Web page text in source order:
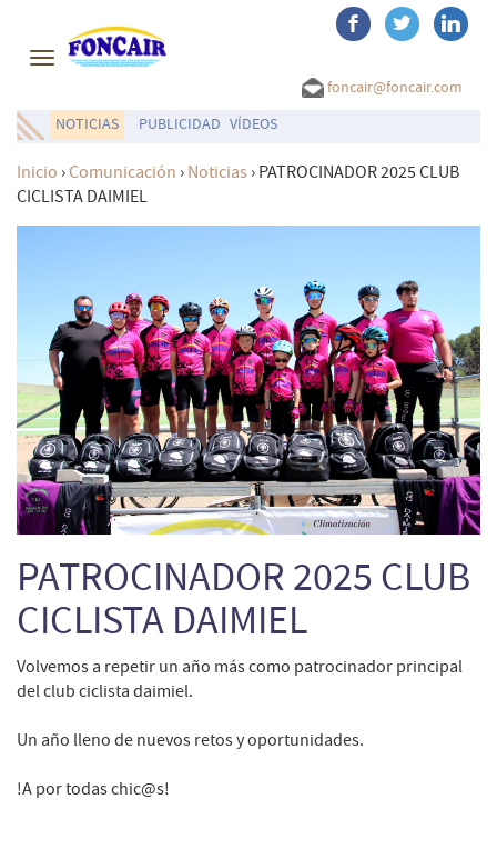
Toggle
foncair@foncair.com
NOTICIAS
PUBLICIDAD VÍDEOS
Inicio › Comunicación › Noticias › PATROCINADOR 2025 CLUB
CICLISTA DAIMIEL
PATROCINADOR 2025 CLUB
CICLISTA DAIMIEL
Volvemos a repetir un año más como patrocinador principal
del club ciclista daimiel.
Un año lleno de nuevos retos y oportunidades.
!A por todas chic@s!